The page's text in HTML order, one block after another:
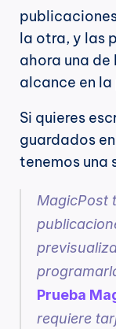
la otra, y las
ahora una de
alcance en
Si quieres
guardados
tenemos una
MagicPost
Prueba
requiere